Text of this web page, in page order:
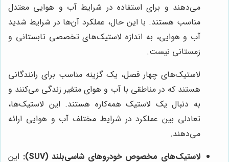
می‌دهند و برای استفاده در شرایط آب و هوایی معتدل
مناسب هستند. با این حال، عملکرد آن‌ها در شرایط شدید
آب و هوایی، به اندازه لاستیک‌های تخصصی تابستانی و
زمستانی نیست.
لاستیک‌های چهار فصل، یک گزینه مناسب برای رانندگانی
هستند که در مناطقی با آب و هوای متغیر زندگی می‌کنند و
به دنبال یک لاستیک همه‌کاره هستند. این لاستیک‌ها،
تعادلی بین عملکرد در شرایط مختلف آب و هوایی ارائه
می‌دهند.
لاستیک‌های مخصوص خودروهای شاسی‌بلند (SUV):
این